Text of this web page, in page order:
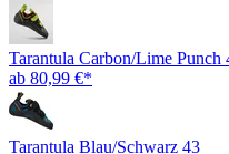
Tarantula Carbon/Lime Punch
ab 80,99 €*
Tarantula Blau/Schwarz 43